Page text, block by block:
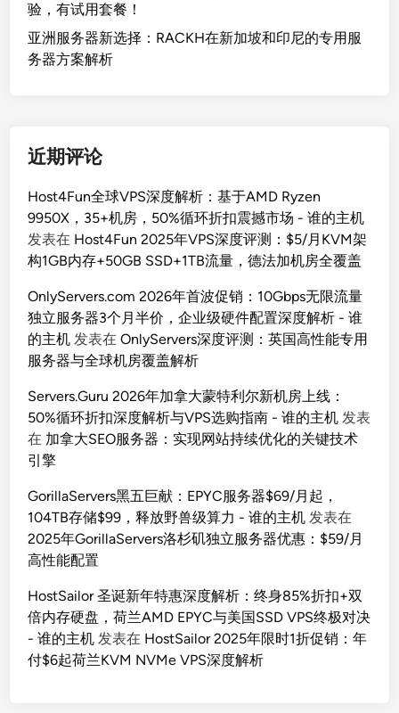
验，有试用套餐！
亚洲服务器新选择：RACKH在新加坡和印尼的专用服
务器方案解析
近期评论
Host4Fun全球VPS深度解析：基于AMD Ryzen
9950X，35+机房，50%循环折扣震撼市场 - 谁的主机
发表在 Host4Fun 2025年VPS深度评测：$5/月KVM架
构1GB内存+50GB SSD+1TB流量，德法加机房全覆盖
OnlyServers.com 2026年首波促销：10Gbps无限流量
独立服务器3个月半价，企业级硬件配置深度解析 - 谁
的主机 发表在OnlyServers深度评测：英国高性能专用
服务器与全球机房覆盖解析
Servers.Guru 2026年加拿大蒙特利尔新机房上线：
50%循环折扣深度解析与VPS选购指南 - 谁的主机 发表
在 加拿大SEO服务器：实现网站持续优化的关键技术
引擎
GorillaServers黑五巨献：EPYC服务器$69/月起，
104TB存储$99，释放野兽级算力 - 谁的主机 发表在
2025年GorillaServers洛杉矶独立服务器优惠：$59/月
高性能配置
HostSailor 圣诞新年特惠深度解析：终身85%折扣+双
倍内存硬盘，荷兰AMD EPYC与美国SSD VPS终极对决
- 谁的主机 发表在 HostSailor 2025年限时1折促销：年
付$6起荷兰KVM NVMe VPS深度解析